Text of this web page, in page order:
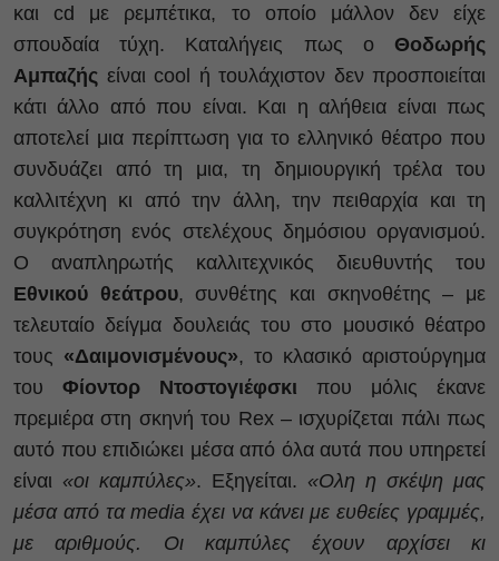
και cd με ρεμπέτικα, το οποίο μάλλον δεν είχε
σπουδαία τύχη. Καταλήγεις πως ο Θοδωρής
Αμπαζής είναι cool ή τουλάχιστον δεν προσποιείται
κάτι άλλο από που είναι. Και η αλήθεια είναι πως
αποτελεί μια περίπτωση για το ελληνικό θέατρο που
συνδυάζει από τη μια, τη δημιουργική τρέλα του
καλλιτέχνη κι από την άλλη, την πειθαρχία και τη
συγκρότηση ενός στελέχους δημόσιου οργανισμού.
Ο αναπληρωτής καλλιτεχνικός διευθυντής του
Εθνικού θεάτρου, συνθέτης και σκηνοθέτης – με
τελευταίο δείγμα δουλειάς του στο μουσικό θέατρο
τους «Δαιμονισμένους», το κλασικό αριστούργημα
του Φίοντορ Ντοστογιέφσκι που μόλις έκανε
πρεμιέρα στη σκηνή του Rex – ισχυρίζεται πάλι πως
αυτό που επιδιώκει μέσα από όλα αυτά που υπηρετεί
είναι «οι καμπύλες». Εξηγείται. «Ολη η σκέψη μας
μέσα από τα media έχει να κάνει με ευθείες γραμμές,
με αριθμούς. Οι καμπύλες έχουν αρχίσει κι